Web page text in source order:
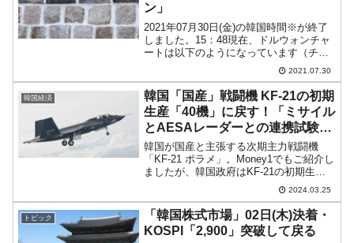
ン」
2021年07月30日(金)の韓国時間※が終了
しました。15：48現在、ドルウォンチャ
ートは以下のようになっています（チャ
ートは『Investing.com』より引用：以下
同）。陽線が長くなりました。現在のと
ころ「1ドル＝1,149ウォン」...
2021.07.30
韓国経済
韓国「国産」戦闘機 KF-21の初期
生産「40機」に戻す！「ミサイル
とAESAレーダーとの連携試験」
が完了していないのに
韓国が国産と主張する次期主力戦闘機
「KF-21 ポラメ」。Money1でもご紹介し
ましたが、韓国政府はKF-21の初期生産
数は半減させました。理由は「KF-21事
業の成功可能性に対する不確実性がある
ことが分かった」からです。当初の計画
では、...
2024.03.25
トピック
「韓国株式市場」02日(木)決着・
KOSPI「2,900」突破して戻る